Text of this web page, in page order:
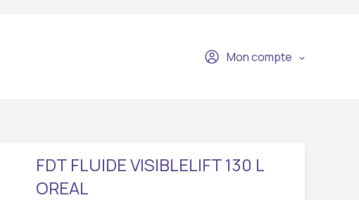
Mon compte
FDT FLUIDE VISIBLELIFT 130 L
OREAL